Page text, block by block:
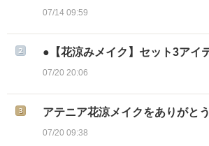
07/14 09:59
●【花涼みメイク】セット3アイ
07/20 20:06
アテニア花涼メイクをありがと
07/20 09:38